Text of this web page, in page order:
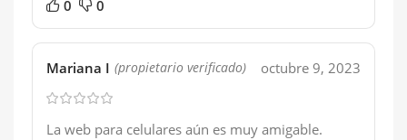
0 0
Mariana I (propietario verificado) octubre 9, 2023
La web para celulares aún es muy amigable.